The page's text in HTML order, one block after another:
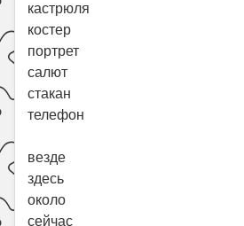
кастрюля
костер
портрет
салют
стакан
телефон
везде
здесь
около
сейчас